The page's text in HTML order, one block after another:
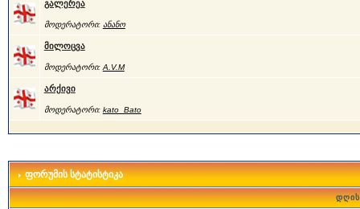
გალერეა
მოდერატორი: ანანო
მილოცვა
მოდერატორი: A.V.M
არქივი
მოდერატორი: kato_Bato
ფორუმის სტატისტიკა
დღის